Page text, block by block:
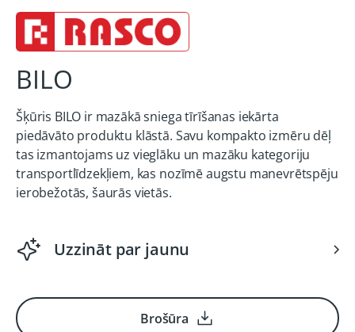
BILO
Šķūris BILO ir mazākā sniega tīrīšanas iekārta
piedāvāto produktu klāstā. Savu kompakto izmēru dēļ
tas izmantojams uz vieglāku un mazāku kategoriju
transportlīdzekļiem, kas nozīmē augstu manevrētspēju
ierobežotās, šaurās vietās.
Uzzināt par jaunu
Brošūra